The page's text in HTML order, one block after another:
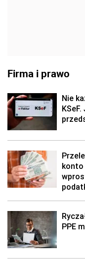
Firma i prawo
Nie
konto
PPE